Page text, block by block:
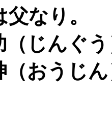
なり。
（じんぐ
（おうじ